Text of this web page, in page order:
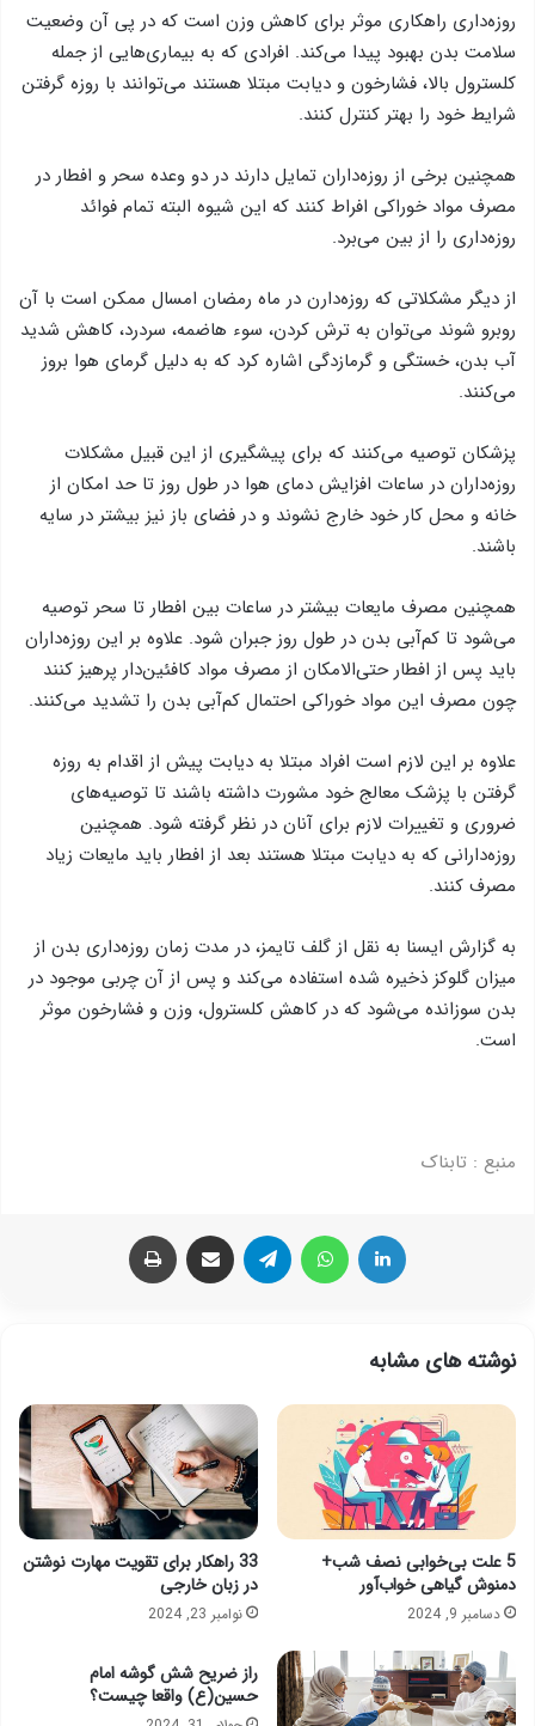
روزه‌داری راهکاری موثر برای کاهش وزن است که در پی آن وضعیت
سلامت بدن بهبود پیدا می‌کند. افرادی که به بیماری‌هایی از جمله
کلسترول بالا، فشارخون و دیابت مبتلا هستند می‌توانند با روزه گرفتن
شرایط خود را بهتر کنترل کنند.
همچنین برخی از روزه‌داران تمایل دارند در دو وعده سحر و افطار در
مصرف مواد خوراکی افراط کنند که این شیوه البته تمام فوائد
روزه‌داری را از بین می‌برد.
از دیگر مشکلاتی که روزه‌دارن در ماه رمضان امسال ممکن است با آن
روبرو شوند می‌توان به ترش کردن، سوء هاضمه،‌ سردرد، کاهش شدید
آب بدن، خستگی و گرمازدگی اشاره کرد که به دلیل گرمای هوا بروز
می‌کنند.
پزشکان توصیه می‌کنند که برای پیشگیری از این قبیل مشکلات
روزه‌داران در ساعات افزایش دمای هوا در طول روز تا حد امکان از
خانه و محل کار خود خارج نشوند و در فضای باز نیز بیشتر در سایه
باشند.
همچنین مصرف مایعات بیشتر در ساعات بین افطار تا سحر توصیه
می‌شود تا کم‌آبی بدن در طول روز جبران شود. علاوه بر این روزه‌داران
باید پس از افطار حتی‌الامکان از مصرف مواد کافئین‌دار پرهیز کنند
چون مصرف این مواد خوراکی احتمال کم‌آبی بدن را تشدید می‌کنند.
علاوه بر این لازم است افراد مبتلا به دیابت پیش از اقدام به روزه
گرفتن با پزشک معالج خود مشورت داشته باشند تا توصیه‌های
ضروری و تغییرات لازم برای آنان در نظر گرفته شود. همچنین
روزه‌دارانی که به دیابت مبتلا هستند بعد از افطار باید مایعات زیاد
مصرف کنند.
به گزارش ایسنا به نقل از گلف تایمز، در مدت زمان روزه‌داری بدن از
میزان گلوکز ذخیره شده استفاده می‌کند و پس از آن چربی موجود در
بدن سوزانده می‌شود که در کاهش کلسترول، وزن و فشارخون موثر
است.
منبع : تابناک
لینکدین تلگرام اشتراک گذاری از طریق ایمیل
نوشته های مشابه
5 علت بی‌خوابی نصف شب+
دمنوش گیاهی خواب‌آور
دسامبر 9, 2024
33 راهکار برای تقویت مهارت نوشتن
در زبان خارجی
نوامبر 23, 2024
راز‌ ضریح شش گوشه امام‌
حسین(ع) واقعا چیست؟